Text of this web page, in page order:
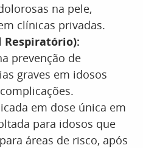
na pele,
clínicas privadas.
Respiratório):
prevenção de
graves em idosos
em dose única em
para idosos que
áreas de risco, após